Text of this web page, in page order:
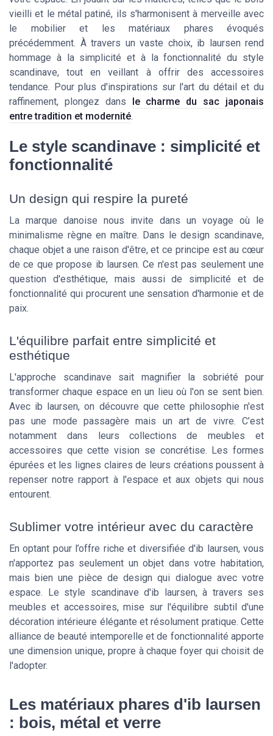
vieilli et le métal patiné, ils s'harmonisent à merveille avec
le mobilier et les matériaux phares évoqués
précédemment. À travers un vaste choix, ib laursen rend
hommage à la simplicité et à la fonctionnalité du style
scandinave, tout en veillant à offrir des accessoires
tendance. Pour plus d'inspirations sur l'art du détail et du
raffinement, plongez dans le charme du sac japonais
entre tradition et modernité.
Le style scandinave : simplicité et
fonctionnalité
Un design qui respire la pureté
La marque danoise nous invite dans un voyage où le
minimalisme règne en maître. Dans le design scandinave,
chaque objet a une raison d'être, et ce principe est au cœur
de ce que propose ib laursen. Ce n'est pas seulement une
question d'esthétique, mais aussi de simplicité et de
fonctionnalité qui procurent une sensation d'harmonie et de
paix.
L'équilibre parfait entre simplicité et
esthétique
L'approche scandinave sait magnifier la sobriété pour
transformer chaque espace en un lieu où l'on se sent bien.
Avec ib laursen, on découvre que cette philosophie n'est
pas une mode passagère mais un art de vivre. C’est
notamment dans leurs collections de meubles et
accessoires que cette vision se concrétise. Les formes
épurées et les lignes claires de leurs créations poussent à
repenser notre rapport à l'espace et aux objets qui nous
entourent.
Sublimer votre intérieur avec du caractère
En optant pour l’offre riche et diversifiée d'ib laursen, vous
n'apportez pas seulement un objet dans votre habitation,
mais bien une pièce de design qui dialogue avec votre
espace. Le style scandinave d'ib laursen, à travers ses
meubles et accessoires, mise sur l'équilibre subtil d'une
décoration intérieure élégante et résolument pratique. Cette
alliance de beauté intemporelle et de fonctionnalité apporte
une dimension unique, propre à chaque foyer qui choisit de
l'adopter.
Les matériaux phares d'ib laursen
: bois, métal et verre